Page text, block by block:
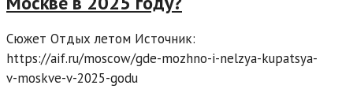
Сюжет Отдых летом Источник:
https://aif.ru/moscow/gde-mozhno-i-nelzya-kupatsya-
v-moskve-v-2025-godu